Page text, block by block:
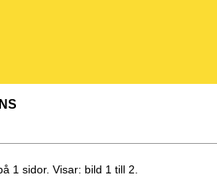
1 sidor. Visar: bild 1 till 2.